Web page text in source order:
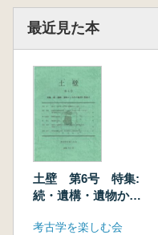
最近見た本
土壁 第6号 特集:
続・遺構・遺物から
考古学を楽しむ会